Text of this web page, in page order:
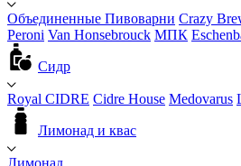
Объединенные Пивоварни Crazy
Peroni Van Honsebrouck МПК
Сидр
Royal CIDRE Cidre House Medovarus
Лимонад и квас
Лимонад